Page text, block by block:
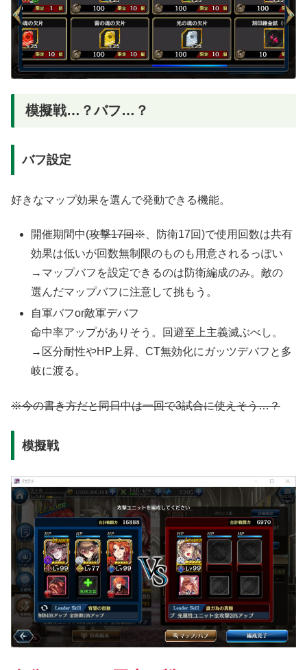
模擬戦…？バフ…？
バフ設定
好きなマップ効果を選んで発動できる機能。
開催期間中(攻撃17回※、防衛17回)で使用回数は共有
効果は低いが回数無制限のものも用意されるっぽい
→マップバフを設定できるのは防衛編成のみ。敵の
選んだマップバフに注意して挑もう。
自軍バフor敵軍デバフ
命中率アップがありそう。回避至上主義滅ぶべし。
→区分耐性やHP上昇、CT無効化にガッツデバフと多
岐に渡る。
※今の書き方だと同日中は一回で3試合に使えそう…？
模擬戦